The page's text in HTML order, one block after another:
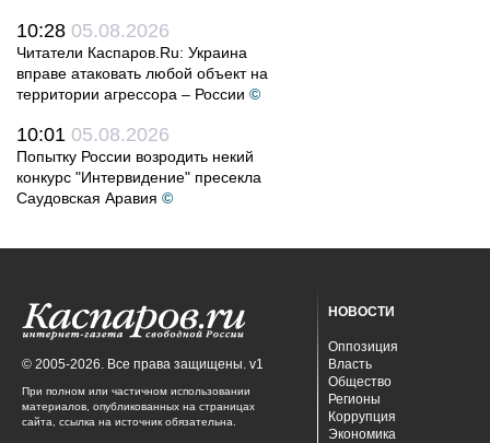
10:28 05.08.2026
Читатели Каспаров.Ru: Украина
вправе атаковать любой объект на
территории агрессора – России ©
10:01 05.08.2026
Попытку России возродить некий
конкурс "Интервидение" пресекла
Саудовская Аравия ©
© 2005-2026. Все права защищены. v1
При полном или частичном использовании
материалов, опубликованных на страницах
сайта, ссылка на источник обязательна.
НОВОСТИ
Оппозиция
Власть
Общество
Регионы
Коррупция
Экономика